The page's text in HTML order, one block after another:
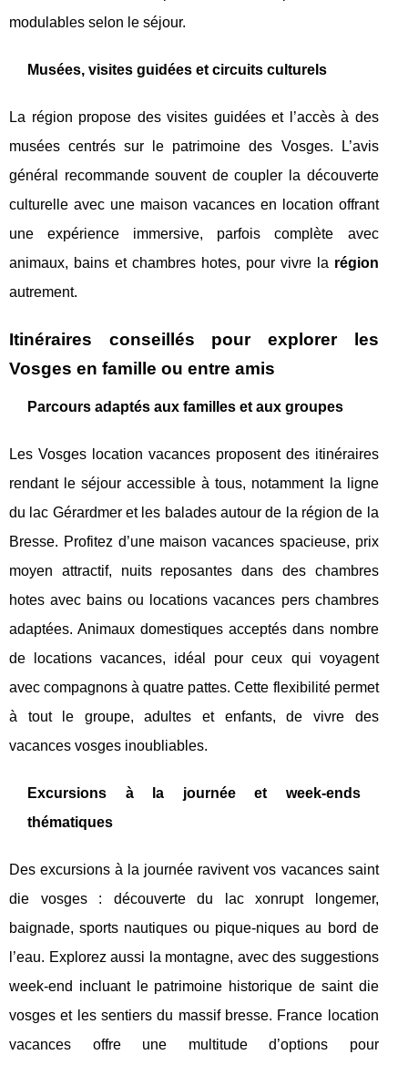
modulables selon le séjour.
Musées, visites guidées et circuits culturels
La région propose des visites guidées et l’accès à des
musées centrés sur le patrimoine des Vosges. L’avis
général recommande souvent de coupler la découverte
culturelle avec une maison vacances en location offrant
une expérience immersive, parfois complète avec
animaux, bains et chambres hotes, pour vivre la région
autrement.
Itinéraires conseillés pour explorer les
Vosges en famille ou entre amis
Parcours adaptés aux familles et aux groupes
Les Vosges location vacances proposent des itinéraires
rendant le séjour accessible à tous, notamment la ligne
du lac Gérardmer et les balades autour de la région de la
Bresse. Profitez d’une maison vacances spacieuse, prix
moyen attractif, nuits reposantes dans des chambres
hotes avec bains ou locations vacances pers chambres
adaptées. Animaux domestiques acceptés dans nombre
de locations vacances, idéal pour ceux qui voyagent
avec compagnons à quatre pattes. Cette flexibilité permet
à tout le groupe, adultes et enfants, de vivre des
vacances vosges inoubliables.
Excursions à la journée et week-ends
thématiques
Des excursions à la journée ravivent vos vacances saint
die vosges : découverte du lac xonrupt longemer,
baignade, sports nautiques ou pique-niques au bord de
l’eau. Explorez aussi la montagne, avec des suggestions
week-end incluant le patrimoine historique de saint die
vosges et les sentiers du massif bresse. France location
vacances offre une multitude d’options pour